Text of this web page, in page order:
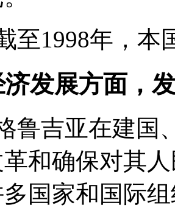
至1998年，本
发展方面，
鲁吉亚在建国
和确保对其
多国家和国际